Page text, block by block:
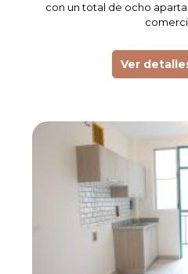
con un total de ocho
Ver